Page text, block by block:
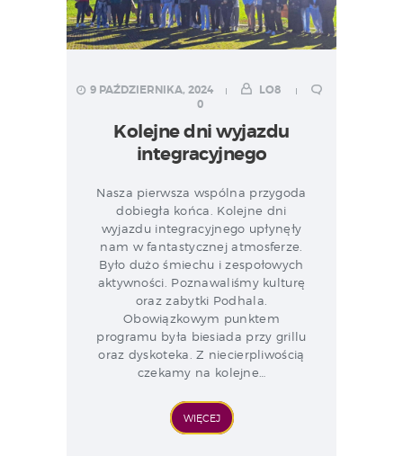
9 PAŹDZIERNIKA, 2024
LO8
0
Kolejne dni wyjazdu
integracyjnego
Nasza pierwsza wspólna przygoda
dobiegła końca. Kolejne dni
wyjazdu integracyjnego upłynęły
nam w fantastycznej atmosferze.
Było dużo śmiechu i zespołowych
aktywności. Poznawaliśmy kulturę
oraz zabytki Podhala.
Obowiązkowym punktem
programu była biesiada przy grillu
oraz dyskoteka. Z niecierpliwością
czekamy na kolejne…
WIĘCEJ